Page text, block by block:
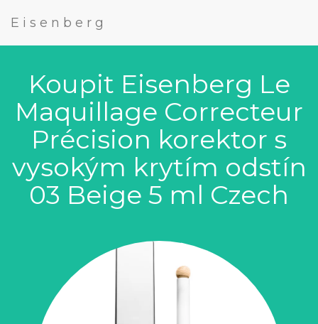
Eisenberg
Koupit Eisenberg Le
Maquillage Correcteur
Précision korektor s
vysokým krytím odstín
03 Beige 5 ml Czech